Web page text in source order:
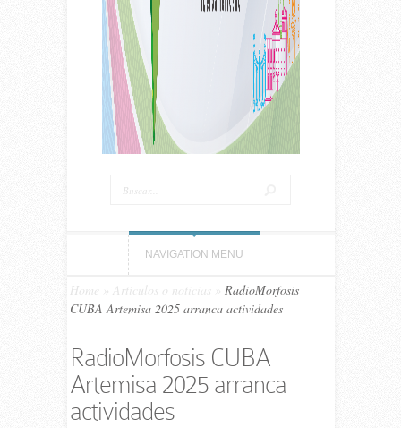
NAVIGATION MENU
Home Artículos o noticias
RadioMorfosis
CUBA Artemisa 2025 arranca actividades
RadioMorfosis CUBA
Artemisa 2025 arranca
actividades